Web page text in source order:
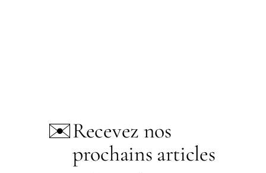
✉️Recevez nos
prochains articles